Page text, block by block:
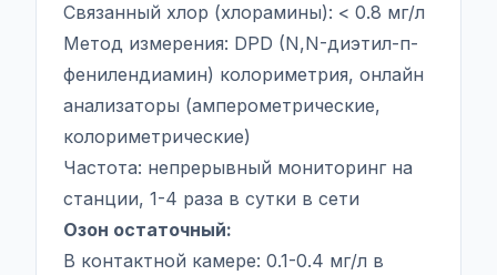
Связанный хлор (хлорамины): < 0.8 мг/л
Метод измерения: DPD (N,N-диэтил-п-
фенилендиамин) колориметрия, онлайн
анализаторы (амперометрические,
колориметрические)
Частота: непрерывный мониторинг на
станции, 1-4 раза в сутки в сети
Озон остаточный:
В контактной камере: 0.1-0.4 мг/л в